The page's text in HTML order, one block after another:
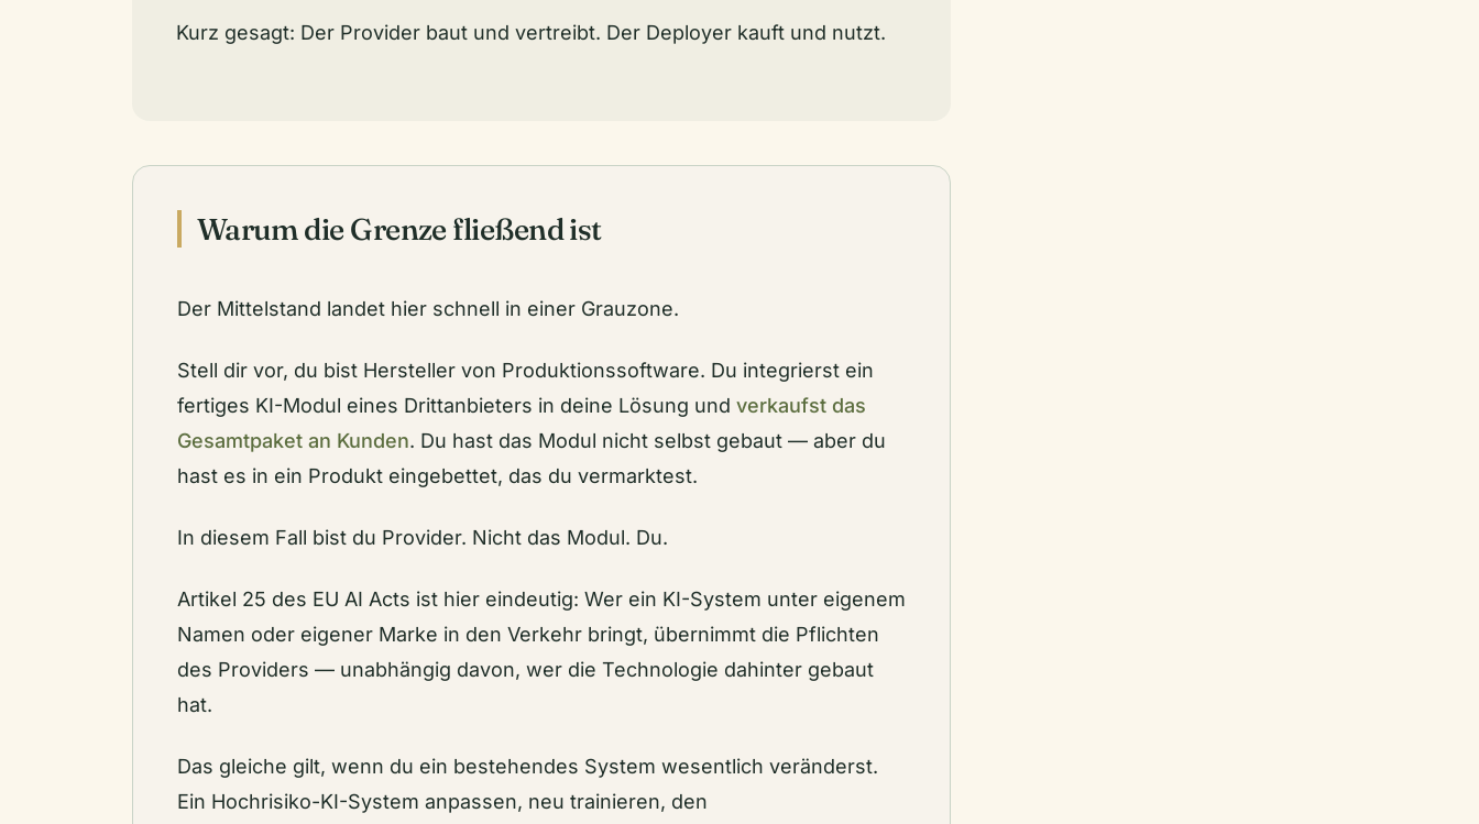
Kurz gesagt: Der Provider baut und vertreibt. Der Deployer kauft und nutzt.
Warum die Grenze fließend ist
Der Mittelstand landet hier schnell in einer Grauzone.
Stell dir vor, du bist Hersteller von Produktionssoftware. Du integrierst ein
fertiges KI-Modul eines Drittanbieters in deine Lösung und verkaufst das
Gesamtpaket an Kunden. Du hast das Modul nicht selbst gebaut — aber du
hast es in ein Produkt eingebettet, das du vermarktest.
In diesem Fall bist du Provider. Nicht das Modul. Du.
Artikel 25 des EU AI Acts ist hier eindeutig: Wer ein KI-System unter eigenem
Namen oder eigener Marke in den Verkehr bringt, übernimmt die Pflichten
des Providers — unabhängig davon, wer die Technologie dahinter gebaut
hat.
Das gleiche gilt, wenn du ein bestehendes System wesentlich veränderst.
Ein Hochrisiko-KI-System anpassen, neu trainieren, den